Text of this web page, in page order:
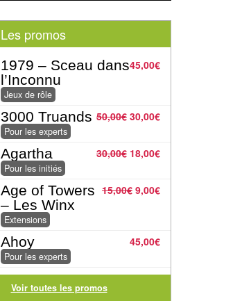
Les promos
45,00€
1979 – Sceau dans
l’Inconnu
Jeux de rôle
50,00€ 30,00€
3000 Truands
Pour les experts
30,00€ 18,00€
Agartha
Pour les initiés
15,00€ 9,00€
Age of Towers
– Les Winx
Extensions
45,00€
Ahoy
Pour les experts
Voir toutes les promos